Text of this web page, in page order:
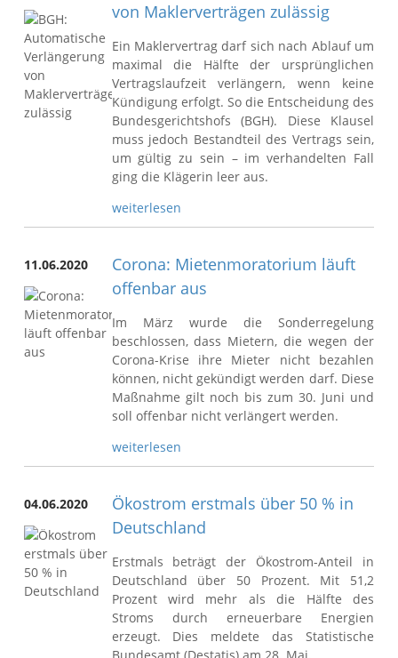
von Maklerverträgen zulässig
Ein Maklervertrag darf sich nach Ablauf um
maximal die Hälfte der ursprünglichen
Vertragslaufzeit verlängern, wenn keine
Kündigung erfolgt. So die Entscheidung des
Bundesgerichtshofs (BGH). Diese Klausel
muss jedoch Bestandteil des Vertrags sein,
um gültig zu sein – im verhandelten Fall
ging die Klägerin leer aus.
weiterlesen
11.06.2020
Corona: Mietenmoratorium läuft
offenbar aus
Im März wurde die Sonderregelung
beschlossen, dass Mietern, die wegen der
Corona-Krise ihre Mieter nicht bezahlen
können, nicht gekündigt werden darf. Diese
Maßnahme gilt noch bis zum 30. Juni und
soll offenbar nicht verlängert werden.
weiterlesen
04.06.2020
Ökostrom erstmals über 50 % in
Deutschland
Erstmals beträgt der Ökostrom-Anteil in
Deutschland über 50 Prozent. Mit 51,2
Prozent wird mehr als die Hälfte des
Stroms durch erneuerbare Energien
erzeugt. Dies meldete das Statistische